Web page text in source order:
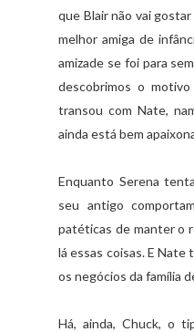
que Blair não vai
melhor amiga de
amizade se foi para
descobrimos o
transou com Nate,
ainda está bem
Enquanto Serena
seu antigo
patéticas de manter o
lá essas coisas. E Nate
os negócios da família
Há, ainda, Chuck, o